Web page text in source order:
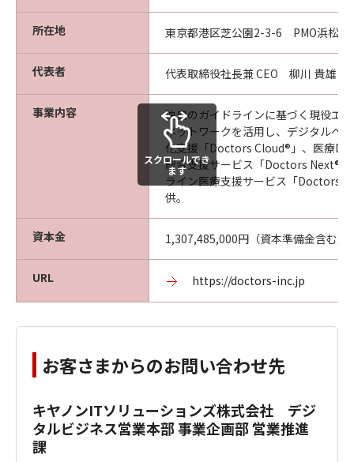
所在地 東京都港区芝公園2-3-6 PMO浜松町
代表者 代表取締役社長兼 CEO 柳川 貴雄
事業内容
独自のガイドラインに基づく現役エ
ネットワークを活用し、デジタルヘ
化支援「Doctors Cloud®」、医療DX
総合支援サービス「Doctors Next®
ライン医療支援サービス「Doctors
供。
資本金 1,307,485,000円（資本準備金含む）
URL https://doctors-inc.jp
スクロールでき
ます
お客さまからのお問い合わせ先
キヤノンITソリューションズ株式会社 デジ
タルビジネス営業本部 事業企画部 営業推進
課